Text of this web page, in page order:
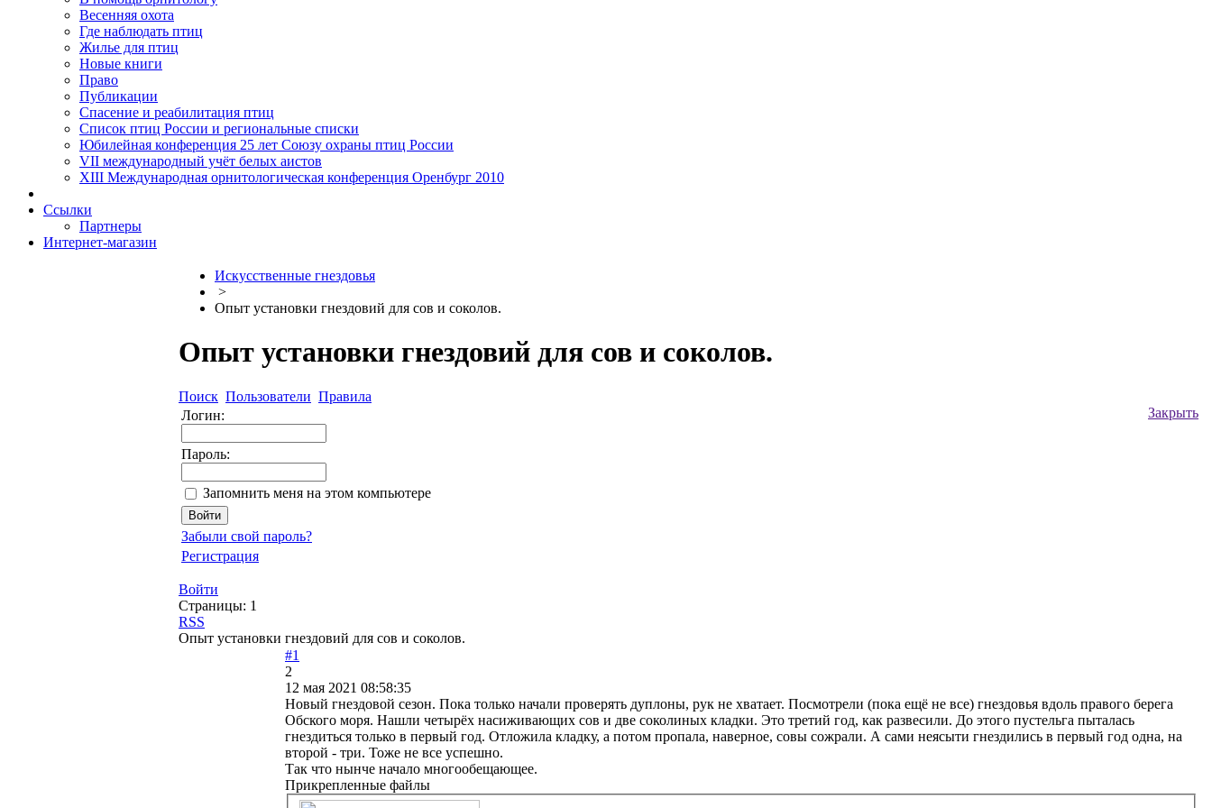
Весенняя охота
Где наблюдать птиц
Жилье для птиц
Новые книги
Право
Публикации
Спасение и реабилитация птиц
Список птиц России и региональные списки
Юбилейная конференция 25 лет Союзу охраны птиц России
VII международный учёт белых аистов
XIII Международная орнитологическая конференция Оренбург 2010
Ссылки
Партнеры
Интернет-магазин
Искусственные гнездовья
>
Опыт установки гнездовий для сов и соколов.
Опыт установки гнездовий для сов и соколов.
Поиск Пользователи Правила
Закрыть
Логин:
Пароль:
Запомнить меня на этом компьютере
Забыли свой пароль?
Регистрация
Войти
Страницы: 1
RSS
Опыт установки гнездовий для сов и соколов.
#1
2
12 мая 2021 08:58:35
Новый гнездовой сезон. Пока только начали проверять дуплоны, рук не хватает. Посмотрели (пока ещё не все) гнездовья вдоль правого берега
Обского моря. Нашли четырёх насиживающих сов и две соколиных кладки. Это третий год, как развесили. До этого пустельга пыталась
гнездиться только в первый год. Отложила кладку, а потом пропала, наверное, совы сожрали. А сами неясыти гнездились в первый год одна, на
второй - три. Тоже не все успешно.
Так что нынче начало многообещающее.
Прикрепленные файлы